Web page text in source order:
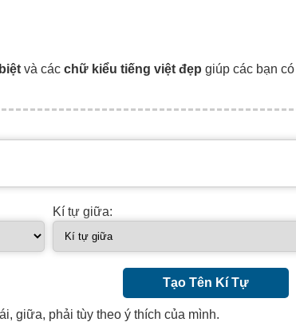
và các chữ kiểu tiếng việt đẹp giúp các bạn
Kí tự giữa:
Tạo Tên Kí Tự
giữa, phải tùy theo ý thích của mình.